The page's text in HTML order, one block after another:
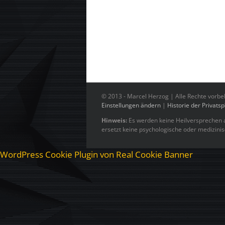
© 2013 - Marcel Herzog | Alle Rechte
Einstellungen ändern | Historie der
Hinweis: Es werden keine
ersetzt keine psychologische oder
WordPress Cookie Plugin von Real Cookie Banner